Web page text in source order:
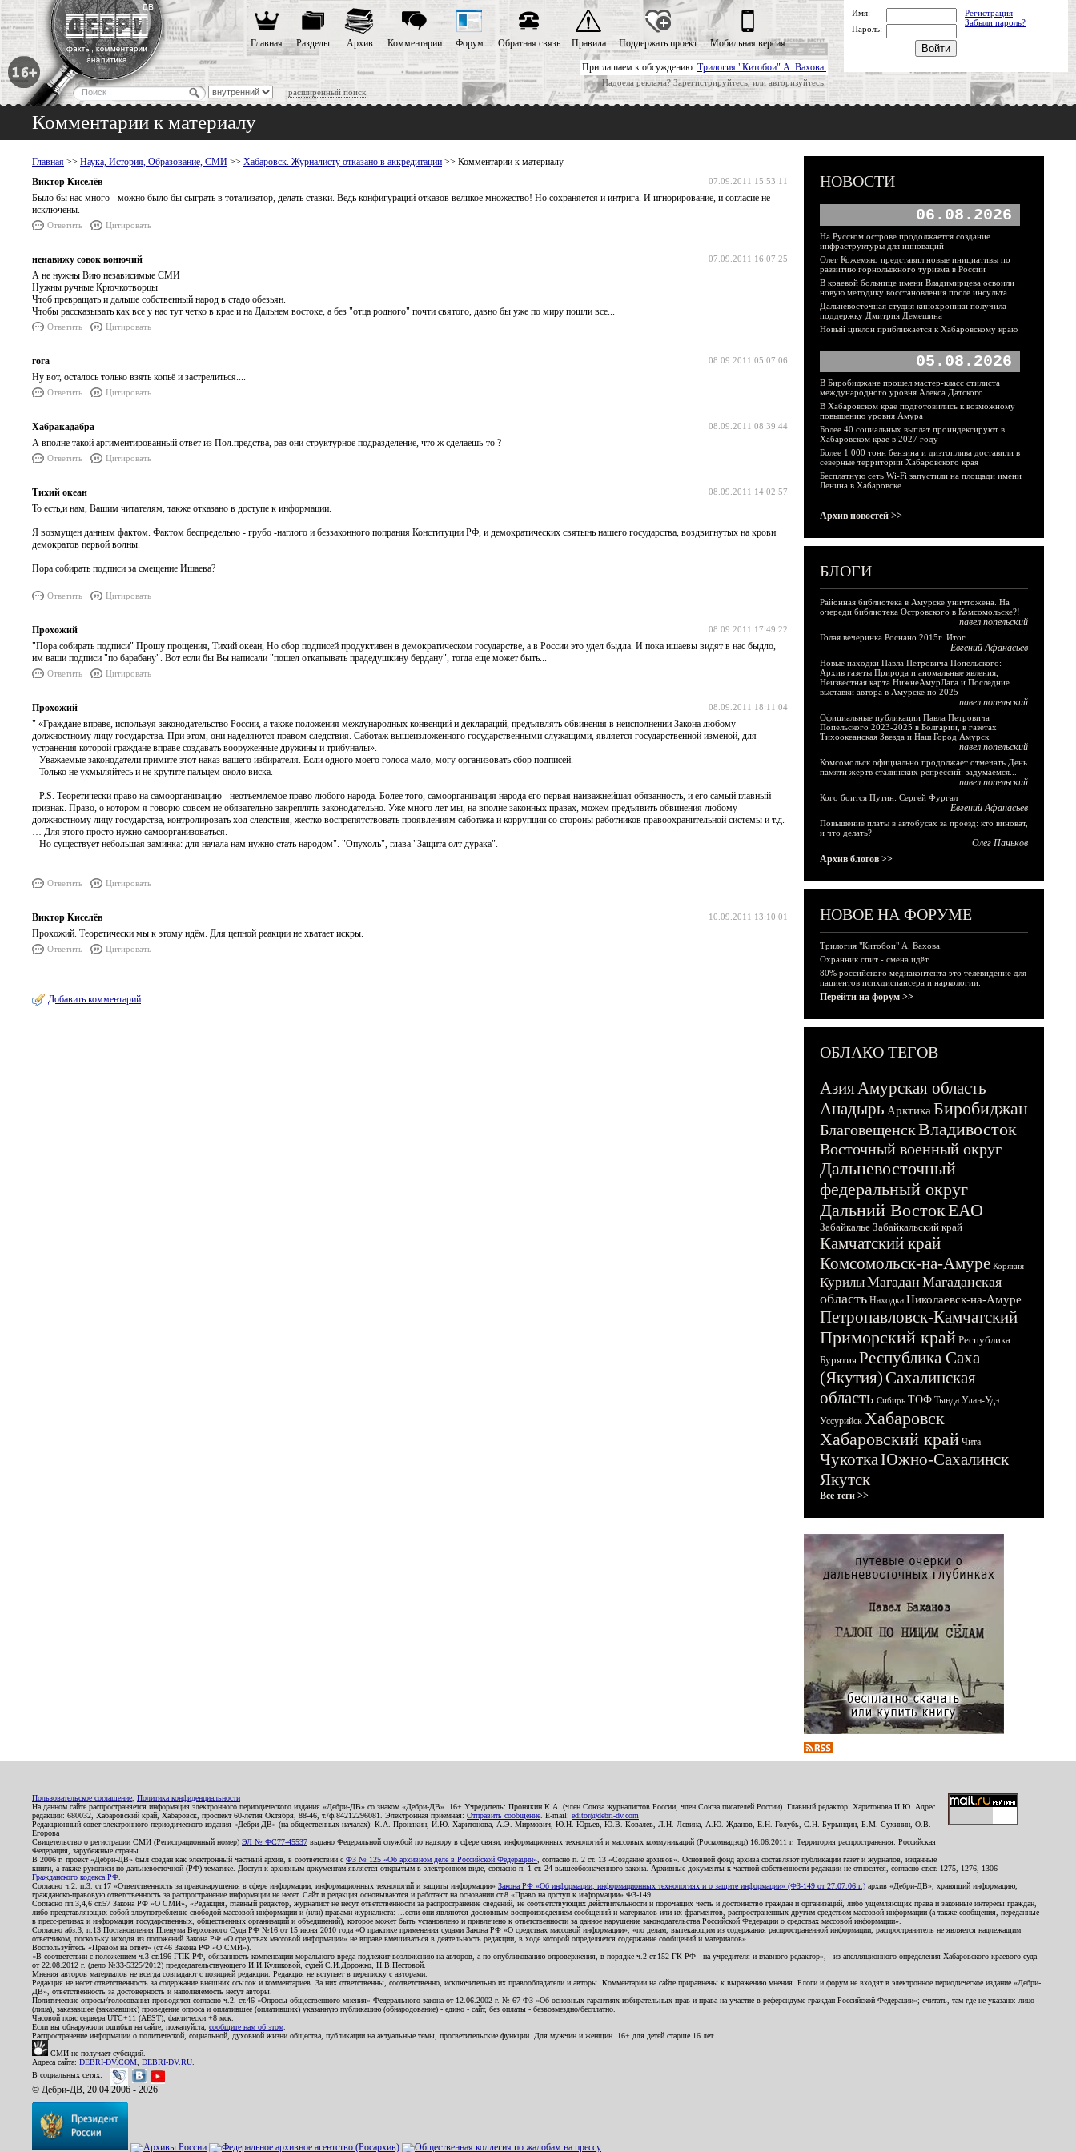
Приглашаем к обсуждению: Трилогия "Китобои" А. Вахова.
Надоела реклама? Зарегистрируйтесь, или авторизуйтесь.
расширенный поиск
Главная Разделы Архив Комментарии Форум Обратная связь Правила Поддержать проект Мобильная версия
Имя:
Регистрация
Забыли пароль?
Пароль:
Комментарии к материалу
Главная >> Наука, История, Образование, СМИ >> Хабаровск. Журналисту отказано в аккредитации >> Комментарии к материалу
07.09.2011 15:53:11
Виктор Киселёв
Было бы нас много - можно было бы сыграть в тотализатор, делать ставки. Ведь конфигураций отказов великое множество! Но сохраняется и интрига. И игнорирование, и согласие не
исключены.
Ответить Цитировать
07.09.2011 16:07:25
ненавижу совок вонючий
А не нужны Вию независимые СМИ
Нужны ручные Крючкотворцы
Чтоб превращать и дальше собственный народ в стадо обезьян.
Чтобы рассказывать как все у нас тут четко в крае и на Дальнем востоке, а без "отца родного" почти святого, давно бы уже по миру пошли все...
Ответить Цитировать
08.09.2011 05:07:06
гога
Ну вот, осталось только взять копьё и застрелиться....
Ответить Цитировать
08.09.2011 08:39:44
Хабракадабра
А вполне такой аргиментированный ответ из Пол.предства, раз они структурное подразделение, что ж сделаешь-то ?
Ответить Цитировать
08.09.2011 14:02:57
Тихий океан
То есть,и нам, Вашим читателям, также отказано в доступе к информации.
Я возмущен данным фактом. Фактом беспредельно - грубо -наглого и беззаконного попрания Конституции РФ, и демократических святынь нашего государства, воздвигнутых на крови
демократов первой волны.
Пора собирать подписи за смещение Ишаева?
Ответить Цитировать
08.09.2011 17:49:22
Прохожий
"Пора собирать подписи" Прошу прощения, Тихий океан, Но сбор подписей продуктивен в демократическом государстве, а в России это удел быдла. И пока ишаевы видят в нас быдло,
им ваши подписи "по барабану". Вот если бы Вы написали "пошел откапывать прадедушкину бердану", тогда еще может быть...
Ответить Цитировать
08.09.2011 18:11:04
Прохожий
" «Граждане вправе, используя законодательство России, а также положения международных конвенций и деклараций, предъявлять обвинения в неисполнении Закона любому
должностному лицу государства. При этом, они наделяются правом следствия. Саботаж вышеизложенного государственными служащими, является государственной изменой, для
устранения которой граждане вправе создавать вооруженные дружины и трибуналы».
Уважаемые законодатели примите этот наказ вашего избирателя. Если одного моего голоса мало, могу организовать сбор подписей.
Только не ухмыляйтесь и не крутите пальцем около виска.
P.S. Теоретически право на самоорганизацию - неотъемлемое право любого народа. Более того, самоорганизация народа его первая наиважнейшая обязанность, и его самый главный
признак. Право, о котором я говорю совсем не обязательно закреплять законодательно. Уже много лет мы, на вполне законных правах, можем предъявить обвинения любому
должностному лицу государства, контролировать ход следствия, жёстко воспрепятствовать проявлениям саботажа и коррупции со стороны работников правоохранительной системы и т.д.
… Для этого просто нужно самоорганизоваться.
Но существует небольшая заминка: для начала нам нужно стать народом". "Опухоль", глава "Защита олт дурака".
Ответить Цитировать
10.09.2011 13:10:01
Виктор Киселёв
Прохожий. Теоретически мы к этому идём. Для цепной реакции не хватает искры.
Ответить Цитировать
Добавить комментарий
НОВОСТИ
06.08.2026
На Русском острове продолжается создание
инфраструктуры для инноваций
Олег Кожемяко представил новые инициативы по
развитию горнолыжного туризма в России
В краевой больнице имени Владимирцева освоили
новую методику восстановления после инсульта
Дальневосточная студия кинохроники получила
поддержку Дмитрия Демешина
Новый циклон приближается к Хабаровскому краю
05.08.2026
В Биробиджане прошел мастер-класс стилиста
международного уровня Алекса Датского
В Хабаровском крае подготовились к возможному
повышению уровня Амура
Более 40 социальных выплат проиндексируют в
Хабаровском крае в 2027 году
Более 1 000 тонн бензина и дизтоплива доставили в
северные территории Хабаровского края
Бесплатную сеть Wi-Fi запустили на площади имени
Ленина в Хабаровске
Архив новостей >>
БЛОГИ
Районная библиотека в Амурске уничтожена. На
очереди библиотека Островского в Комсомольске?!
павел попельский
Голая вечеринка Роснано 2015г. Итог.
Евгений Афанасьев
Новые находки Павла Петровича Попельского:
Архив газеты Природа и аномальные явления,
Неизвестная карта НижнеАмурЛага и Последние
выставки автора в Амурске по 2025
павел попельский
Официальные публикации Павла Петровича
Попельского 2023-2025 в Болгарии, в газетах
Тихоокеанская Звезда и Наш Город Амурск
павел попельский
Комсомольск официально продолжает отмечать День
памяти жертв сталинских репрессий: задумаемся...
павел попельский
Кого боится Путин: Сергей Фургал
Евгений Афанасьев
Повышение платы в автобусах за проезд: кто виноват,
и что делать?
Олег Паньков
Архив блогов >>
НОВОЕ НА ФОРУМЕ
Трилогия "Китобои" А. Вахова.
Охранник спит - смена идёт
80% российского медиаконтента это телевидение для
пациентов психдиспансера и наркологии.
Перейти на форум >>
ОБЛАКО ТЕГОВ
АзияАмурская область
Анадырь Арктика Биробиджан
БлаговещенскВладивосток
Восточный военный округ
Дальневосточный
федеральный округ
Дальний ВостокЕАО
Забайкалье Забайкальский край
Камчатский край
Комсомольск-на-Амуре Корякия
КурилыМагадан Магаданская
область Находка Николаевск-на-Амуре
Петропавловск-Камчатский
Приморский край Республика
Бурятия Республика Саха
(Якутия)Сахалинская
область Сибирь ТОФ Тында Улан-Удэ
Уссурийск Хабаровск
Хабаровский край Чита
ЧукоткаЮжно-Сахалинск
Якутск
Все теги >>
Пользовательское соглашение Политика конфиденциальности
На данном сайте распространяется информация электронного периодического издания «Дебри-ДВ» со знаком «Дебри-ДВ». 16+ Учредитель: Пронякин К.А. (член Союза журналистов России, член Союза писателей России). Главный редактор: Харитонова И.Ю. Адрес
редакции: 680032, Хабаровский край, Хабаровск, проспект 60-летия Октября, 88-46, т./ф.84212296081. Электронная приемная: Отправить сообщение . E-mail: editor@debri-dv.com
Редакционный совет электронного периодического издания «Дебри-ДВ» (на общественных началах): К.А. Пронякин, И.Ю. Харитонова, А.Э. Мирмович, Ю.Н. Юрьев, Ю.В. Ковалев, Л.Н. Левина, А.Ю. Жданов, Е.Н. Голубь, С.Н. Бурындин, Б.М. Сухинин, О.В.
Егорова
Свидетельство о регистрации СМИ (Регистрационный номер) ЭЛ № ФС77-45537 выдано Федеральной службой по надзору в сфере связи, информационных технологий и массовых коммуникаций (Роскомнадзор) 16.06.2011 г. Территория распространения: Российская
Федерация, зарубежные страны.
В 2006 г. проект «Дебри-ДВ» был создан как электронный частный архив, в соответствии с ФЗ № 125 «Об архивном деле в Российской Федерации» , согласно п. 2 ст. 13 «Создание архивов». Основной фонд архива составляют публикации газет и журналов, изданные
книги, а также рукописи по дальневосточной (РФ) тематике. Доступ к архивным документам является открытым в электронном виде, согласно п. 1 ст. 24 вышеобозначенного закона. Архивные документы к частной собственности редакции не относятся, согласно ст.ст. 1275, 1276, 1306
Гражданского кодекса РФ
Согласно ч.2. п.3. ст.17 «Ответственность за правонарушения в сфере информации, информационных технологий и защиты информации» Закона РФ «Об информации, информационных технологиях и о защите информации» (ФЗ-149 от 27.07.06 г.) архив «Дебри-ДВ», хранящий информацию,
гражданско-правовую ответственность за распространение информации не несет. Сайт и редакция основываются и работают на основании ст.8 «Право на доступ к информации» ФЗ-149.
Согласно пп.3,4,6 ст.57 Закона РФ «О СМИ», «Редакция, главный редактор, журналист не несут ответственности за распространение сведений, не соответствующих действительности и порочащих честь и достоинство граждан и организаций, либо ущемляющих права и законные интересы граждан,
либо представляющих собой злоупотребление свободой массовой информации и (или) правами журналиста: ...если они являются дословным воспроизведением сообщений и материалов или их фрагментов, распространенных другим средством массовой информации (а также сообщения, переданные
в пресс-релизах и информация государственных, общественных организаций и объединений), которое может быть установлено и привлечено к ответственности за данное нарушение законодательства Российской Федерации о средствах массовой информации».
Согласно абз.3, п.13 Постановления Пленума Верховного Суда РФ №16 от 15 июня 2010 года «О практике применения судами Закона РФ «О средствах массовой информации», «по делам, вытекающим из содержания распространенной информации, распространитель не является надлежащим
ответчиком, поскольку исходя из положений Закона РФ «О средствах массовой информации» не вправе вмешиваться в деятельность редакции, в ходе которой определяется содержание сообщений и материалов».
Воспользуйтесь «Правом на ответ» (ст.46 Закона РФ «О СМИ»).
«В соответствии с положением ч.3 ст.196 ГПК РФ, обязанность компенсации морального вреда подлежит возложению на авторов, а по опубликованию опровержения, в порядке ч.2 ст.152 ГК РФ - на учредителя и главного редактор», - из апелляционного определения Хабаровского краевого суда
от 22.08.2012 г. (дело №33-5325/2012) председательствующего И.И.Куликовой, судей С.И.Дорожко, Н.В.Пестовой.
Мнения авторов материалов не всегда совпадают с позицией редакции. Редакция не вступает в переписку с авторами.
Редакция не несет ответственность за содержание внешних ссылок и комментариев. За них ответственны, соответственно, исключительно их правообладатели и авторы. Комментарии на сайте приравнены к выражению мнения. Блоги и форум не входят в электронное периодическое издание «Дебри-
ДВ», ответственность за достоверность и наполняемость несут авторы.
Политические опросы/голосования проводятся согласно ч.2. ст.46 «Опросы общественного мнения» Федерального закона от 12.06.2002 г. № 67-ФЗ «Об основных гарантиях избирательных прав и права на участие в референдуме граждан Российской Федерации»; считать, там где не указано: лицо
(лица), заказавшее (заказавших) проведение опроса и оплатившее (оплативших) указанную публикацию (обнародование) - едино - сайт, без оплаты - безвозмездно/бесплатно.
Часовой пояс сервера UTC+11 (AEST), фактически +8 мск.
Если вы обнаружили ошибки на сайте, пожалуйста, сообщите нам об этом
Распространение информации о политической, социальной, духовной жизни общества, публикации на актуальные темы, просветительские функции. Для мужчин и женщин. 16+ для детей старше 16 лет.
СМИ не получает субсидий.
Адреса сайта: DEBRI-DV.COM DEBRI-DV.RU
В социальных сетях:
© Дебри-ДВ, 20.04.2006 - 2026